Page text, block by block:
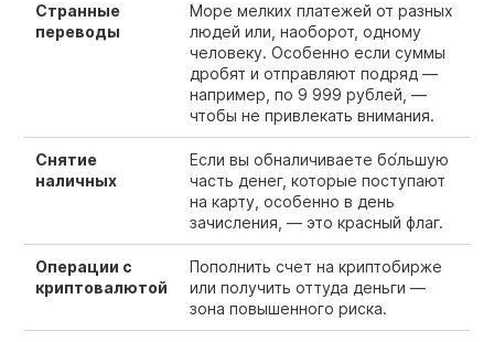
Странные
переводы
Море мелких платежей от разных
людей или, наоборот, одному
человеку. Особенно если суммы
дробят и отправляют подряд —
например, по 9 999 рублей, —
чтобы не привлекать внимания.
Снятие
наличных
Если вы обналичиваете бо́льшую
часть денег, которые поступают
на карту, особенно в день
зачисления, — это красный флаг.
Операции с
криптовалютой
Пополнить счет на криптобирже
или получить оттуда деньги —
зона повышенного риска.